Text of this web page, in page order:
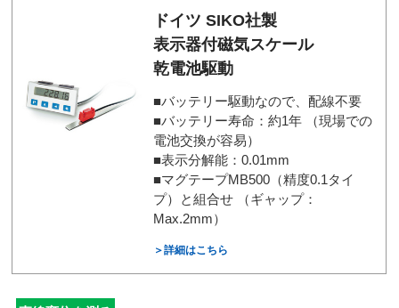
ドイツ SIKO社製
表示器付磁気スケール
乾電池駆動
■バッテリー駆動なので、配線不要
■バッテリー寿命：約1年 （現場での
電池交換が容易）
■表示分解能：0.01mm
■マグテープMB500（精度0.1タイ
プ）と組合せ （ギャップ：
Max.2mm）
＞詳細はこちら